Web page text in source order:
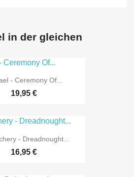
in der gleichen
- Ceremony Of...
19,95 €
- Dreadnought...
16,95 €